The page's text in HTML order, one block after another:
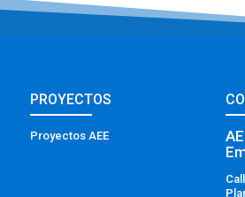
PROYECTOS
Proyectos AEE